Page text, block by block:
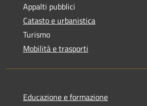
Appalti pubblici
Catasto e urbanistica
Turismo
Mobilità e trasporti
Educazione e formazione